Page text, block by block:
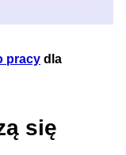
pracy dla
się